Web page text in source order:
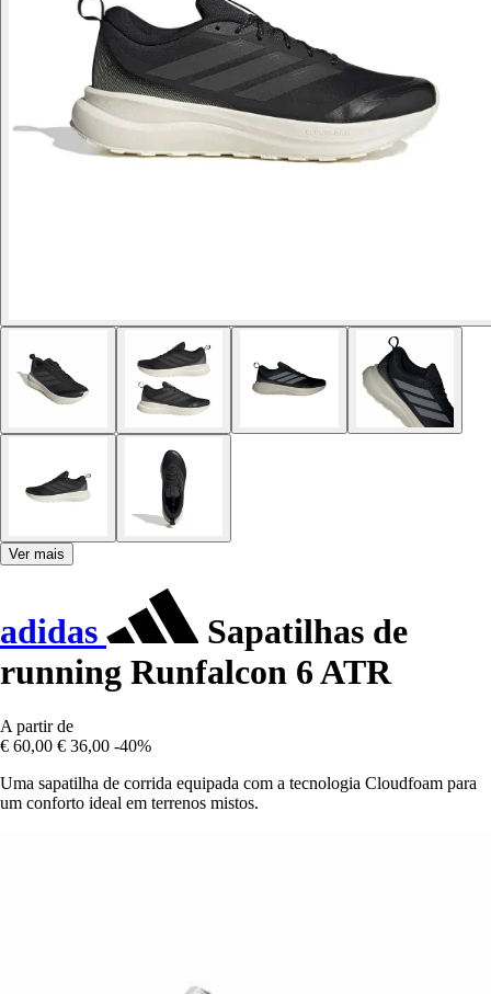
Ver mais
adidas
Sapatilhas de
running Runfalcon 6 ATR
A partir de
€ 60,00 € 36,00 -40%
Uma sapatilha de corrida equipada com a tecnologia Cloudfoam para
um conforto ideal em terrenos mistos.